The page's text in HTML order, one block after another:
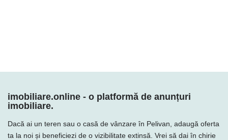
imobiliare.online - o platformă de anunțuri
imobiliare.
Dacă ai un teren sau o casă de vânzare în Pelivan, adaugă oferta
ta la noi și beneficiezi de o vizibilitate extinsă. Vrei să dai în chirie